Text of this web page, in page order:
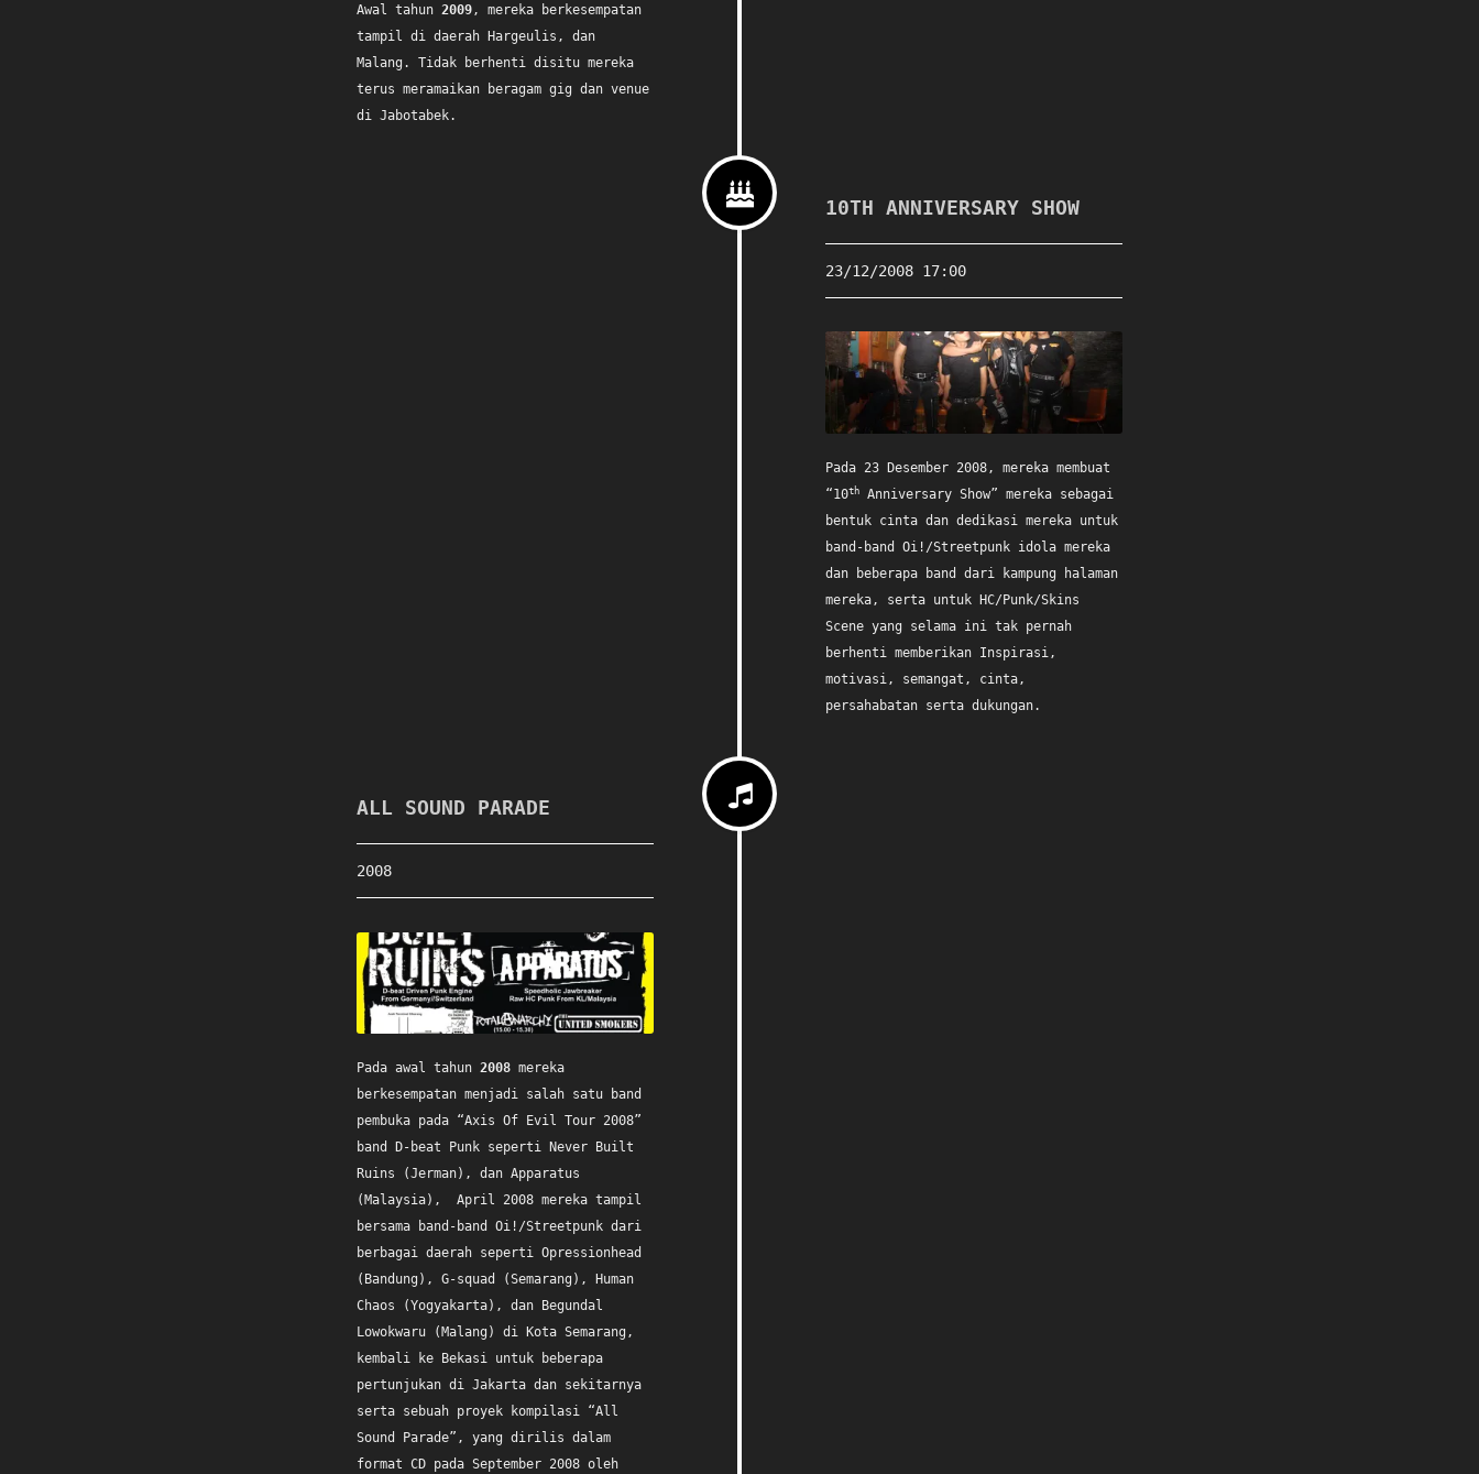
Awal tahun2009, mereka berkesempatan
tampil di daerah Hargeulis, dan
Malang. Tidak berhenti disitu mereka
terus meramaikan beragam gig dan venue
di Jabotabek.
10TH ANNIVERSARY SHOW
23/12/2008 17:00
Pada 23 Desember 2008, mereka membuat
“10thAnniversary Show” mereka sebagai
bentuk cinta dan dedikasi mereka untuk
band-band Oi!/Streetpunk idola mereka
dan beberapa band dari kampung halaman
mereka, serta untuk HC/Punk/Skins
Scene yang selama ini tak pernah
berhenti memberikan Inspirasi,
motivasi, semangat, cinta,
persahabatan serta dukungan.
ALL SOUND PARADE
2008
Pada awal tahun2008 mereka
berkesempatan menjadi salah satu band
pembuka pada “Axis Of Evil Tour 2008”
band D-beat Punk seperti Never Built
Ruins (Jerman), dan Apparatus
(Malaysia), April 2008 mereka tampil
bersama band-band Oi!/Streetpunk dari
berbagai daerah seperti Opressionhead
(Bandung), G-squad (Semarang), Human
Chaos (Yogyakarta), dan Begundal
Lowokwaru (Malang) di Kota Semarang,
kembali ke Bekasi untuk beberapa
pertunjukan di Jakarta dan sekitarnya
serta sebuah proyek kompilasi “All
Sound Parade”, yang dirilis dalam
format CD pada September 2008 oleh